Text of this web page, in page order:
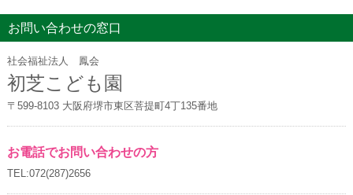
お問い合わせの窓口
社会福祉法人 鳳会
初芝こども園
〒599-8103 大阪府堺市東区菩提町4丁135番地
お電話でお問い合わせの方
TEL:072(287)2656